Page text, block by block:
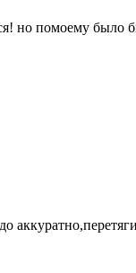
но помоему было